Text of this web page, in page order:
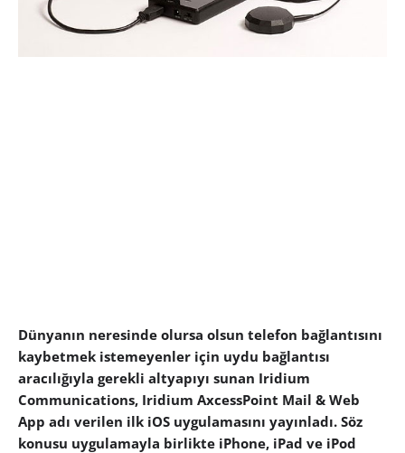
Dünyanın neresinde olursa olsun telefon bağlantısını
kaybetmek istemeyenler için uydu bağlantısı
aracılığıyla gerekli altyapıyı sunan Iridium
Communications, Iridium AxcessPoint Mail & Web
App adı verilen ilk iOS uygulamasını yayınladı. Söz
konusu uygulamayla birlikte iPhone, iPad ve iPod